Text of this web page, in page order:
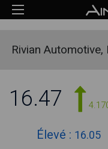
Rivian Automotive,
16.47
Élevé : 16.05